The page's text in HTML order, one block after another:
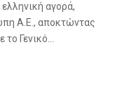
αγορά,
Α.Ε., αποκτώντας
Γενικό...